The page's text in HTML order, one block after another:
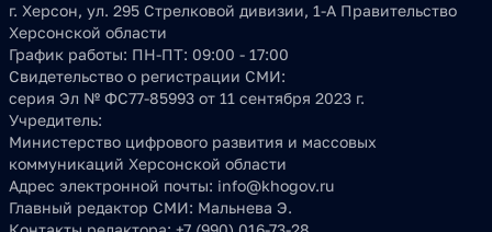
г. Херсон, ул. 295 Стрелковой дивизии, 1-А Правительство
Херсонской области
График работы: ПН-ПТ: 09:00 - 17:00
Свидетельство о регистрации СМИ:
серия Эл № ФС77-85993 от 11 сентября 2023 г.
Учредитель:
Министерство цифрового развития и массовых
коммуникаций Херсонской области
Адрес электронной почты: info@khogov.ru
Главный редактор СМИ: Мальнева Э.